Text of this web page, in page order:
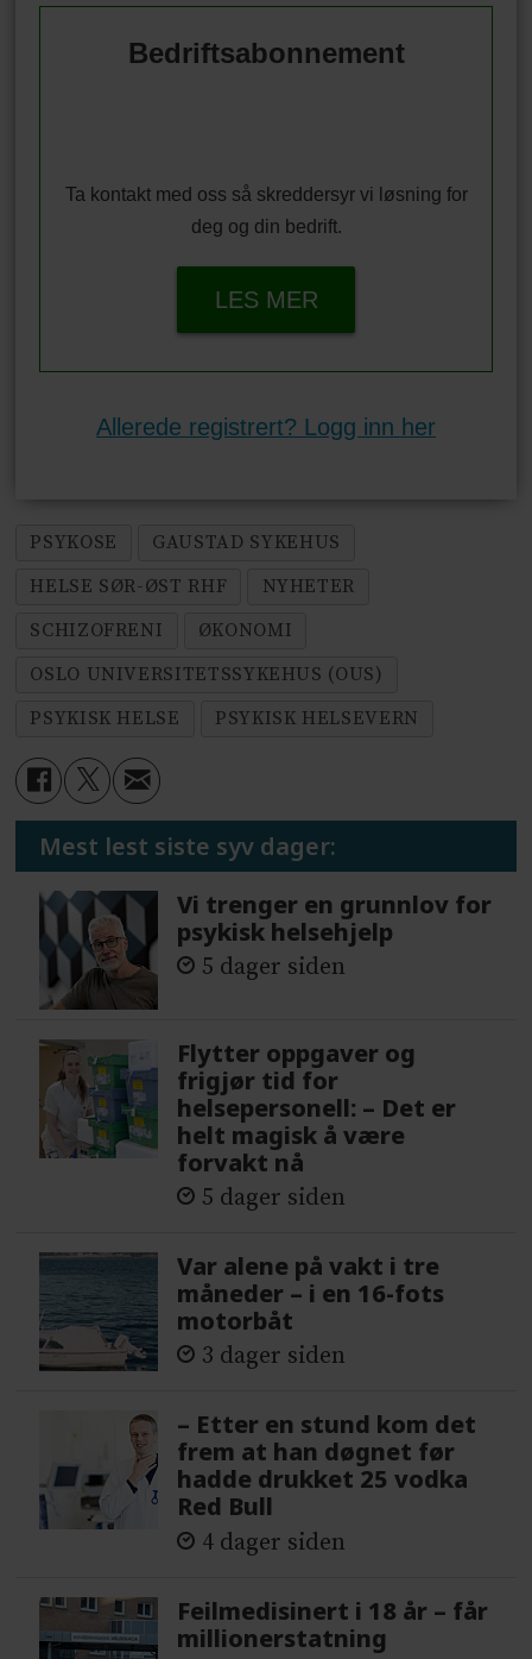
Bedriftsabonnement
Ta kontakt med oss så skreddersyr vi løsning for
deg og din bedrift.
LES MER
Allerede registrert? Logg inn her
PSYKOSE
GAUSTAD SYKEHUS
HELSE SØR-ØST RHF
NYHETER
SCHIZOFRENI
ØKONOMI
OSLO UNIVERSITETSSYKEHUS (OUS)
PSYKISK HELSE
PSYKISK HELSEVERN
Mest lest siste syv dager:
Vi trenger en grunnlov for
psykisk helsehjelp
5 dager siden
Flytter oppgaver og
frigjør tid for
helsepersonell: – Det er
helt magisk å være
forvakt nå
5 dager siden
Var alene på vakt i tre
måneder – i en 16-fots
motorbåt
3 dager siden
– Etter en stund kom det
frem at han døgnet før
hadde drukket 25 vodka
Red Bull
4 dager siden
Feilmedisinert i 18 år – får
millionerstatning